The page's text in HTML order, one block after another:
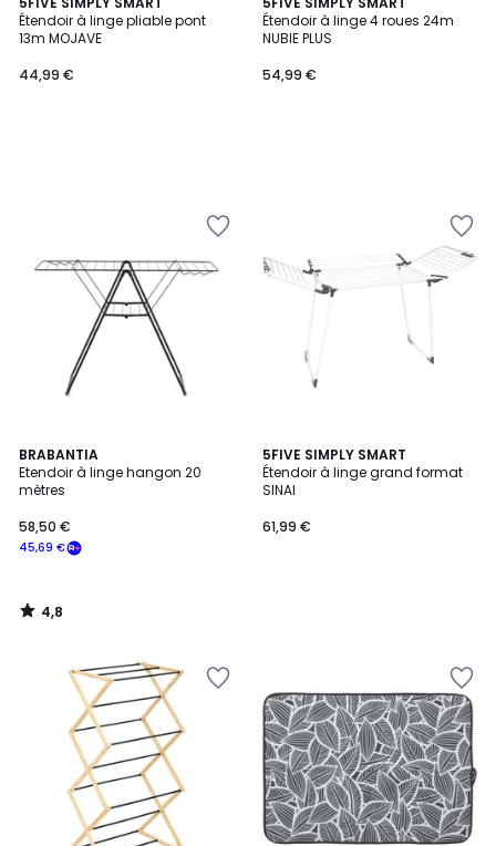
Étendoir à linge pliable pont
13m MOJAVE
44,99 €
Étendoir à linge 4 roues 24m
NUBIE PLUS
54,99 €
BRABANTIA
Etendoir à linge hangon 20
mètres
45,69 €
58,50 €
4,8
/ 5
4,8
/
5FIVE SIMPLY SMART
Étendoir à linge grand format
SINAI
61,99 €